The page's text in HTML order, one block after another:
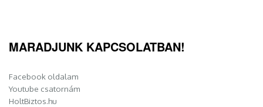
MARADJUNK KAPCSOLATBAN!
Facebook oldalam
Youtube csatornám
HoltBiztos.hu